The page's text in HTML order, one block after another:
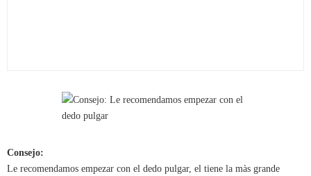
Consejo:
Le recomendamos empezar con el dedo pulgar, el tiene la màs grande